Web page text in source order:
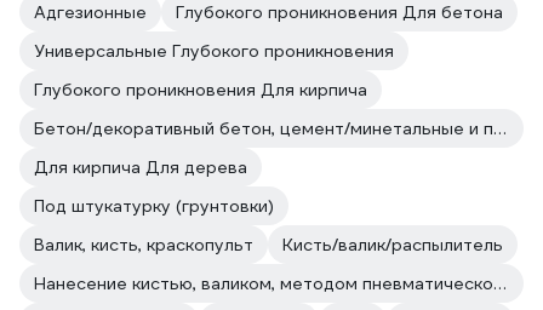
Адгезионные
Глубокого проникновения Для бетона
Универсальные Глубокого проникновения
Глубокого проникновения Для кирпича
Бетон/декоративный бетон, цемент/минетальные и полимерные декоративные штукатурки/прочие впитывающие поверхности
Для кирпича Для дерева
Под штукатурку (грунтовки)
Валик, кисть, краскопульт
Кисть/валик/распылитель
Нанесение кистью, валиком, методом пневматического и безвоздушного распыления.